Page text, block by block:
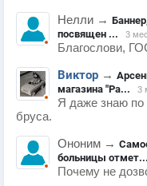
Нелли →
посвящен ...
3
Благослови,
Виктор →
магазина "Ра...
3
Я даже знаю по
бруса.
Ононим →
больницы отмет...
Почему не